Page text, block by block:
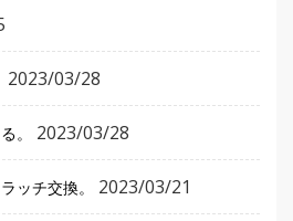
2023/03/28
。 2023/03/28
ッチ交換。 2023/03/21